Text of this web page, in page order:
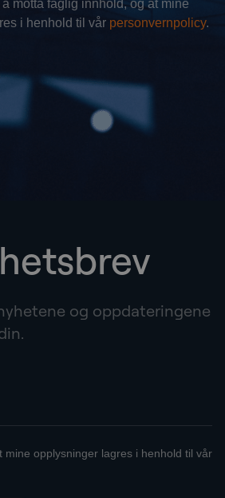
og oppdateringene